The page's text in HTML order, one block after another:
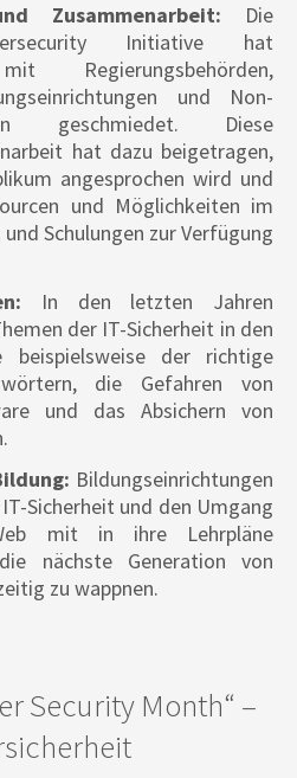
Zusammenarbeit: Die
Initiative hat
Regierungsbehörden,
und Non-
geschmiedet. Diese
hat dazu beigetragen,
angesprochen wird und
und Möglichkeiten im
Schulungen zur Verfügung
In den letzten Jahren
der IT-Sicherheit in den
beispielsweise der richtige
die Gefahren von
und das Absichern von
Bildungseinrichtungen
Sicherheit und den Umgang
mit in ihre Lehrpläne
nächste Generation von
zu wappnen.
Security Month“ ­–